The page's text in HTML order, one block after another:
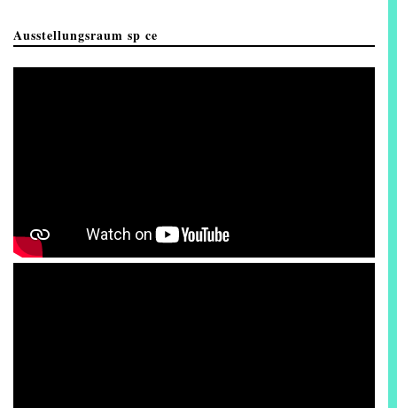
Ausstellungsraum sp ce